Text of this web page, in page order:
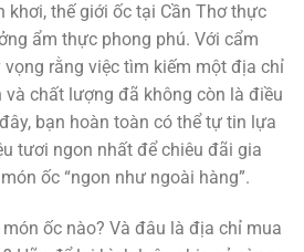
khơi, thế giới ốc tại Cần Thơ thực
ẩm thực phong phú. Với cẩm
vọng rằng việc tìm kiếm một địa chỉ
chất lượng đã không còn là điều
bạn hoàn toàn có thể tự tin lựa
tươi ngon nhất để chiêu đãi gia
ốc “ngon như ngoài hàng”.
ốc nào? Và đâu là địa chỉ mua